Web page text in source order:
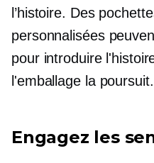
l’histoire. Des
personnalisées
pour introduire
l'emballage la poursuit.
Engagez les